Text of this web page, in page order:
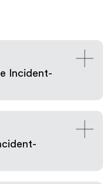
Incident-
bei jeder Art von
Endgeräten
ein Malware-,
Auch bei
Systemen, wie
anrufen,